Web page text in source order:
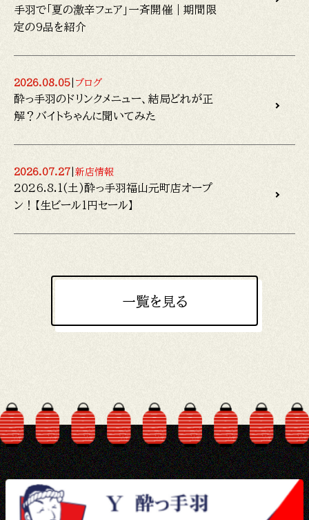
手羽で「夏の激辛フェア」一斉開催｜期間限
定の9品を紹介
2026.08.05 ブログ
酔っ手羽のドリンクメニュー、結局どれが正
解？バイトちゃんに聞いてみた
2026.07.27 新店情報
2026.8.1(土)酔っ手羽福山元町店オープ
ン！【生ビール1円セール】
一覧を見る